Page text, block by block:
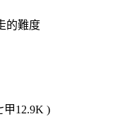
的難度
甲12.9K )